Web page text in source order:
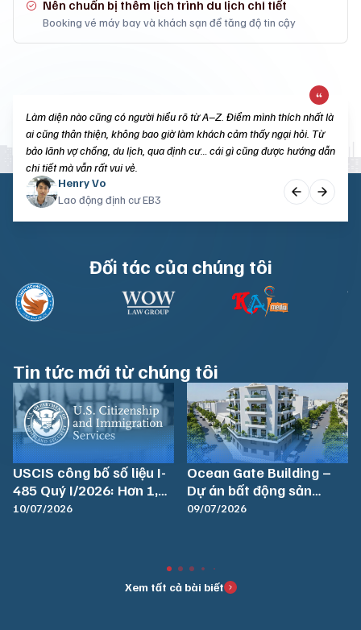
Nên chuẩn bị thêm lịch trình du lịch chi tiết
Booking vé máy bay và khách sạn để tăng độ tin cậy
Làm diện nào cũng có người hiểu rõ từ A–Z. Điểm mình thích nhất là
ai cũng thân thiện, không bao giờ làm khách cảm thấy ngại hỏi. Từ
bảo lãnh vợ chồng, du lịch, qua định cư… cái gì cũng được hướng dẫn
chi tiết mà vẫn rất vui vẻ.
Christine Nguyen
Sinh viên du học Mỹ
Louis Tran
Du khách Mỹ
Henry Vo
Lao động định cư EB3
Đối tác của chúng tôi
Tin tức mới từ chúng tôi
Xem tất cả bài biết
USCIS công bố số liệu I-
485 Quý I/2026: Hơn 1,33
triệu hồ sơ vẫn đang chờ
10/07/2026
Ocean Gate Building –
Dự án bất động sản
chiến lược tại Piraeus
09/07/2026